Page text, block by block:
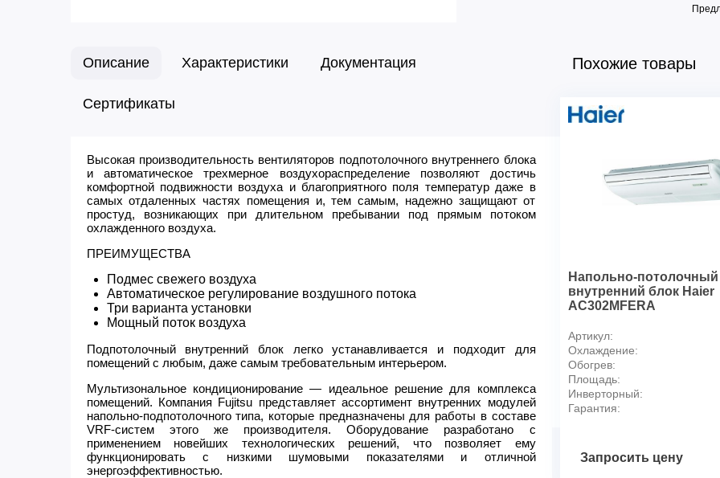
Описание Характеристики Документация
Сертификаты
Высокая производительность вентиляторов подпотолочного внутреннего блока
и автоматическое трехмерное воздухораспределение позволяют достичь
комфортной подвижности воздуха и благоприятного поля температур даже в
самых отдаленных частях помещения и, тем самым, надежно защищают от
простуд, возникающих при длительном пребывании под прямым потоком
охлажденного воздуха.
ПРЕИМУЩЕСТВА
Подмес свежего воздуха
Автоматическое регулирование воздушного потока
Три варианта установки
Мощный поток воздуха
Подпотолочный внутренний блок легко устанавливается и подходит для
помещений с любым, даже самым требовательным интерьером.
Мультизональное кондиционирование — идеальное решение для комплекса
помещений. Компания Fujitsu представляет ассортимент внутренних модулей
напольно-подпотолочного типа, которые предназначены для работы в составе
VRF-систем этого же производителя. Оборудование разработано с
применением новейших технологических решений, что позволяет ему
функционировать с низкими шумовыми показателями и отличной
энергоэффективностью.
Производительность
Производительность
Расход воздуха нагрев, м3/ч
Уровень шума (блок
Уровень шума (блок
Габаритные размеры
Вес внутренний блок, кг
Диаметр соединительных
Диаметр соединительных
Диаметр линии отвода
Похожие товары
Напольно-потолочный
внутренний блок Haier
AC302MFERA
Артикул:
Охлаждение:
Обогрев:
Площадь:
Инверторный:
Гарантия:
Запросить цену